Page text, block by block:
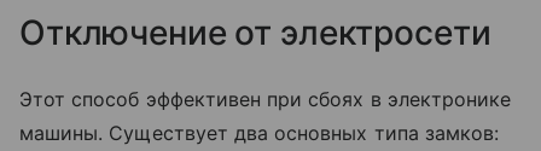
Отключение от электросети
Этот способ эффективен при сбоях в электронике
машины. Существует два основных типа замков: